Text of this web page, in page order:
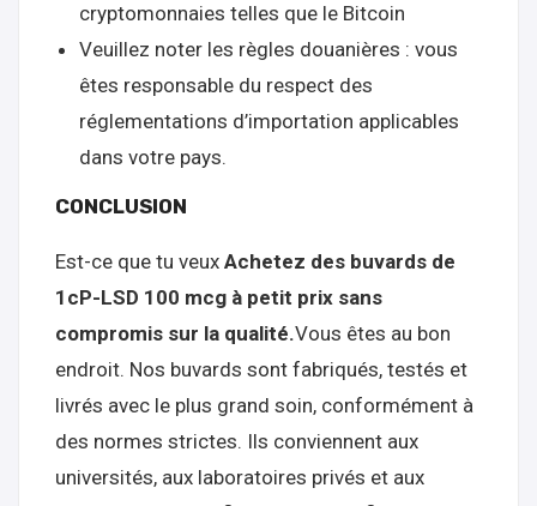
cryptomonnaies telles que le Bitcoin
Veuillez noter les règles douanières : vous
êtes responsable du respect des
réglementations d’importation applicables
dans votre pays.
CONCLUSION
Est-ce que tu veux Achetez des buvards de
1cP-LSD 100 mcg à petit prix sans
compromis sur la qualité.Vous êtes au bon
endroit. Nos buvards sont fabriqués, testés et
livrés avec le plus grand soin, conformément à
des normes strictes. Ils conviennent aux
universités, aux laboratoires privés et aux